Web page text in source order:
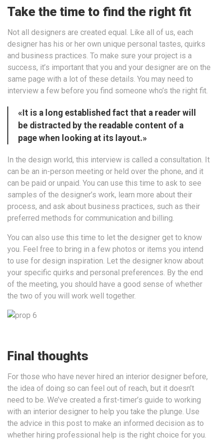
Take the time to find the right fit
Not all designers are created equal. Like all of us, each
designer has his or her own unique personal tastes, quirks
and business practices. To make sure your project is a
success, it’s important that you and your designer are on the
same page with a lot of these details. You may need to
interview a few before you find someone who’s the right fit.
«It is a long established fact that a reader will
be distracted by the readable content of a
page when looking at its layout.»
In the design world, this interview is called a consultation. It
can be an in-person meeting or held over the phone, and it
can be paid or unpaid. You can use this time to ask to see
samples of the designer’s work, learn more about their
process, and ask about business practices, such as their
preferred methods for communication and billing.
You can also use this time to let the designer get to know
you. Feel free to bring in a few photos or items you intend
to use for design inspiration. Let the designer know about
your specific quirks and personal preferences. By the end
of the meeting, you should have a good sense of whether
the two of you will work well together.
Final thoughts
For those who have never hired an interior designer before,
the idea of doing so can feel out of reach, but it doesn’t
need to be. We’ve created a first-timer’s guide to working
with an interior designer to help you take the plunge. Use
the advice in this post to make an informed decision as to
whether hiring professional help is the right choice for you.